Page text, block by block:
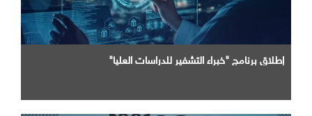
إطلاق برنامج "خبراء التشفير للدراسات العليا"